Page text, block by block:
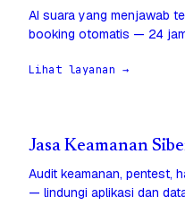
AI suara yang menjawab
booking otomatis — 24
Lihat layanan →
Jasa Keamanan
Audit keamanan, pentest,
— lindungi aplikasi dan